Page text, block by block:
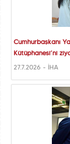
Cumhurbaşkanı
Kütüphanesi’ni
27.7.2026 - İHA